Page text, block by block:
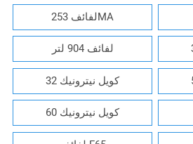
لفائف 253MA
لفائف 904 لتر
كويل نيترونيك 32
كويل نيترونيك 60